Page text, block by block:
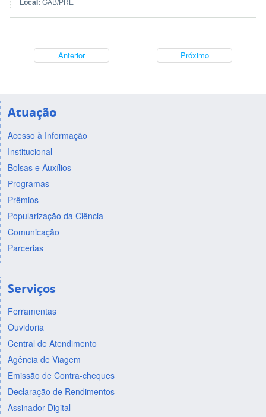
Local: GAB/PRE
Anterior Próximo
Atuação
Acesso à Informação
Institucional
Bolsas e Auxílios
Programas
Prêmios
Popularização da Ciência
Comunicação
Parcerias
Serviços
Ferramentas
Ouvidoria
Central de Atendimento
Agência de Viagem
Emissão de Contra-cheques
Declaração de Rendimentos
Assinador Digital